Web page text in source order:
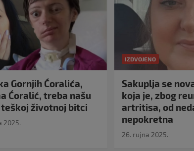
Gornjih Ćoralića,
Ćoralić, treba našu
teškoj životnoj bitci
2025.
IZDVOJENO
Sakuplja se
koja je, zbog
artritisa, od
nepokretna
26. rujna 2025.